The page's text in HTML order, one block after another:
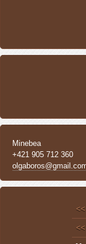
Minebea
+421 905 712 360
<<
<<